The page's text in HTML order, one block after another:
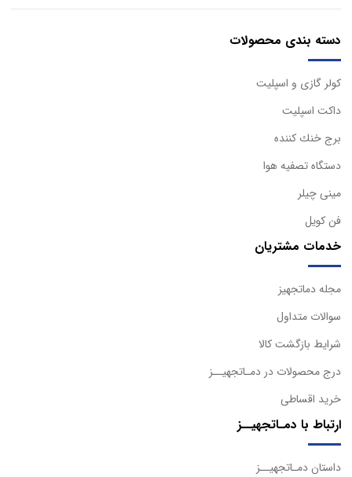
دسته بندی محصولات
كولر گازی و اسپليت
داكت اسپليت
برج خنك كننده
دستگاه تصفيه هوا
مینی چیلر
فن کویل
خدمات مشتریان
مجله دماتجهیز
سوالات متداول
شرایط بازگشت کالا
درج محصولات در دمـاتجهیــز
خرید اقساطی
ارتباط با دمـاتجهیــز
داستان دمـاتجهیــز